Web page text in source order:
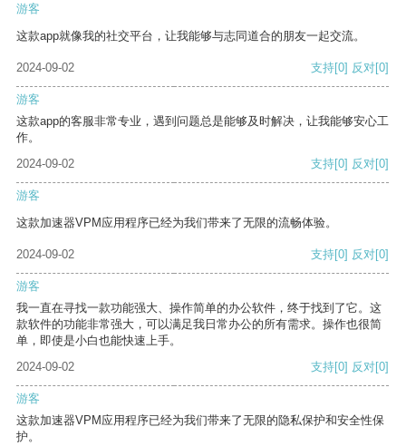
游客
这款app就像我的社交平台，让我能够与志同道合的朋友一起交流。
2024-09-02 支持[0] 反对[0]
游客
这款app的客服非常专业，遇到问题总是能够及时解决，让我能够安心工
作。
2024-09-02
支持[0] 反对[0]
游客
这款加速器VPM应用程序已经为我们带来了无限的流畅体验。
2024-09-02 支持[0] 反对[0]
游客
我一直在寻找一款功能强大、操作简单的办公软件，终于找到了它。这
款软件的功能非常强大，可以满足我日常办公的所有需求。操作也很简
单，即使是小白也能快速上手。
2024-09-02
支持[0] 反对[0]
游客
这款加速器VPM应用程序已经为我们带来了无限的隐私保护和安全性保
护。